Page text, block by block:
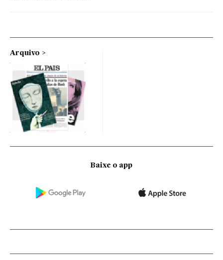
Arquivo
Baixe o app